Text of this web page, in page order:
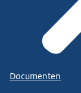
Documenten